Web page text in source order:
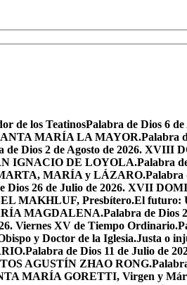
de los TeatinosPalabra de Dios 6
MARÍA LA MAYOR.Palabra
de Dios 2 de Agosto de 2026.
IGNACIO DE LOYOLA.Palabra
MARTA, MARÍA y LÁZARO.Palabra
Dios 26 de Julio de 2026. XVII
MAKHLUF, Presbítero.El futuro:
MAGDALENA.Palabra de Dios
Viernes XV de Tiempo Ordinario.
y Doctor de la Iglesia.Justa o
Palabra de Dios 11 de Julio de
AGUSTÍN ZHAO RONG.
MARÍA GORETTI, Virgen y